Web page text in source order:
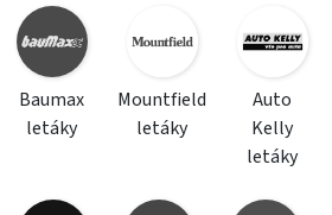
Baumax
letáky
Mountfield
letáky
Auto
Kelly
letáky